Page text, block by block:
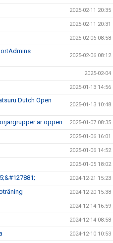
2025-02-11 20:35
2025-02-11 20:31
2025-02-06 08:58
2025-02-06 08:12
2025-02-04
2025-01-13 14:56
Dutch Open
2025-01-13 10:48
är öppen 2025-01-07 08:35
2025-01-06 16:01
2025-01-06 14:52
2025-01-05 18:02
2024-12-21 15:23
2024-12-20 15:38
2024-12-14 16:59
2024-12-14 08:58
2024-12-10 10:53